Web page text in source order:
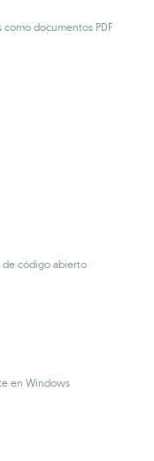
documentos PDF
de código abierto
en Windows